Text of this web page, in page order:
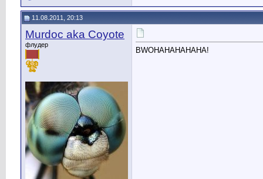
11.08.2011, 20:13
Murdoc aka Coyote
флудер
BWOHAHAHAHAHA!